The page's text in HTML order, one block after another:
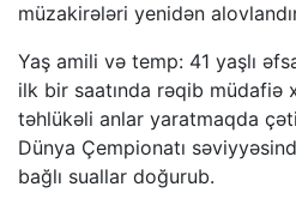
müzakirələri yenidən
Yaş amili və temp: 41 yaşlı
ilk bir saatında rəqib müdafiə
təhlükəli anlar yaratmaqda
Dünya Çempionatı
bağlı suallar doğurub.